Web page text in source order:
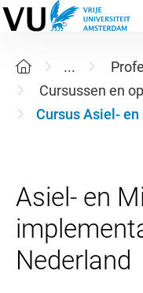
...
Cursussen en
Cursus Asiel-
Asiel- en